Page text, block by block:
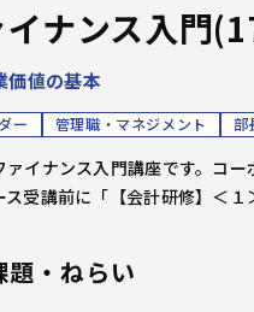
スキル研修
研修
員
スキル研修
ト研修
キル研修
組織運営 目標管理 人
ーから研修を選ぶ
ら選ぶ
ン開催 会場開催
トマネジメントスクールに
込みの流れ
UPのコツ
ご質問
スについて
ン研修
トマネジメントソリューシ
ナンス入門
価値の基本
ー 管理職・マネジメント 部
イナンス入門講座です。コ
受講前に「【会計研修】＜１
題・ねらい